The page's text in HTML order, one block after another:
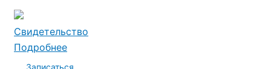
Свидетельство
Подробнее